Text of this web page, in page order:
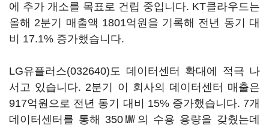
에 추가 개소를 목표로 건립 중입니다. KT클라우드는
올해 2분기 매출액 1801억원을 기록해 전년 동기 대
비 17.1% 증가했습니다.
LG유플러스(032640)도 데이터센터 확대에 적극 나
서고 있습니다. 2분기 이 회사의 데이터센터 매출은
917억원으로 전년 동기 대비 15% 증가했습니다. 7개
데이터센터를 통해 350㎿의 수용 용량을 갖췄는데